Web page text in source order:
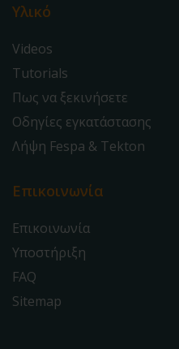
Υλικό
Videos
Tutorials
Πως να ξεκινήσετε
Οδηγίες εγκατάστασης
Λήψη Fespa & Tekton
Επικοινωνία
Επικοινωνία
Υποστήριξη
FAQ
Sitemap